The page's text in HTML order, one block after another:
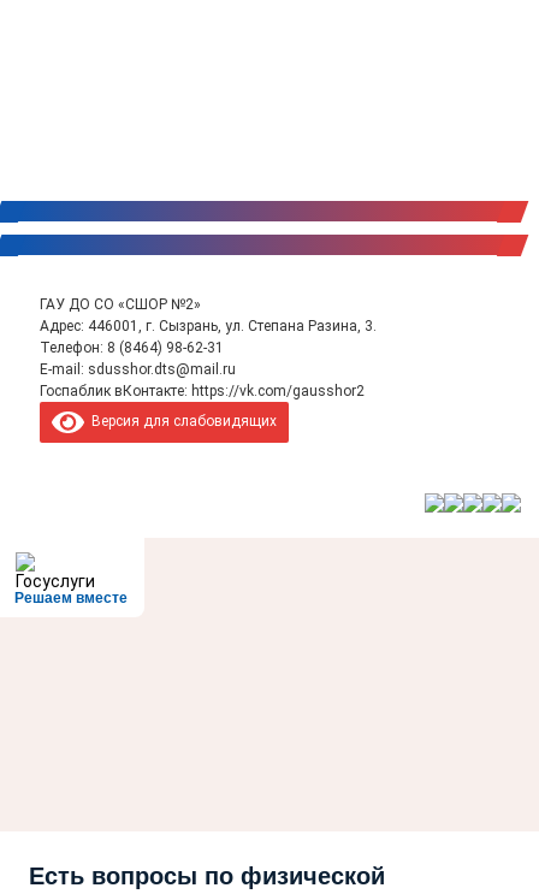
ГАУ ДО СО «СШОР №2»
Адрес: 446001, г. Сызрань, ул. Степана Разина, 3.
Телефон: 8 (8464) 98-62-31
E-mail: sdusshor.dts@mail.ru
Госпаблик вКонтакте: https://vk.com/gausshor2
Версия для слабовидящих
Решаем вместе
Есть вопросы по физической